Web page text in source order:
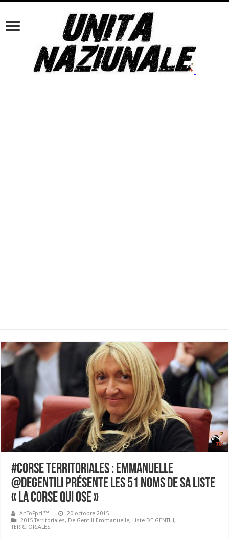
#Corse Territoriales : Emmanuelle
@deGentili présente les 51 noms de sa liste
« La Corse qui ose »
AnToFpcL™
20 octobre 2015
2015-Territoriales, De Gentili Emmanuelle, Liste DE GENTILI,
TERRITORIALES